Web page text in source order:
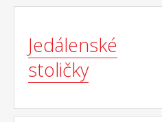
Jedálenské
stoličky